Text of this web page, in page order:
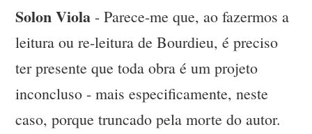
Solon Viola - Parece-me que, ao fazermos a
leitura ou re-leitura de Bourdieu, é preciso
ter presente que toda obra é um projeto
inconcluso - mais especificamente, neste
caso, porque truncado pela morte do autor.